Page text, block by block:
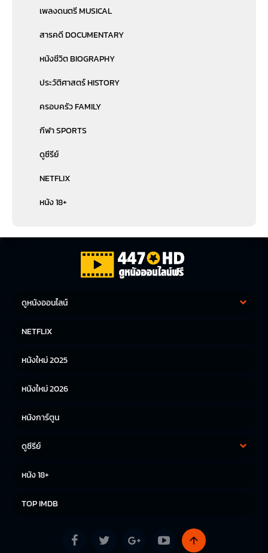
เพลงดนตรี MUSICAL
สารคดี DOCUMENTARY
หนังชีวิต BIOGRAPHY
ประวัติศาสตร์ HISTORY
ครอบครัว FAMILY
กีฬา SPORTS
ดูซีรีย์
NETFLIX
หนัง 18+
ดูหนังออนไลน์
หนังญี่ปุ่น
NETFLIX
หนังใหม่ 2025
หนังใหม่ 2026
หนังการ์ตูน
ดูซีรีย์
หนัง 18+
TOP IMDB